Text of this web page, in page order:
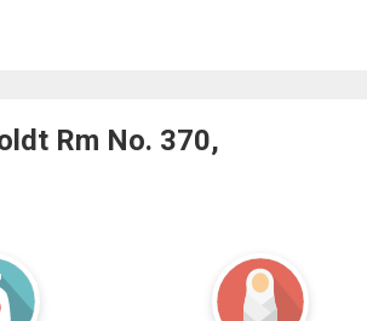
Rm No. 370,